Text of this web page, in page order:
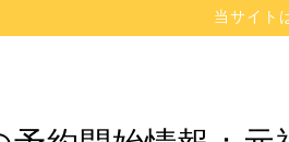
当サイト